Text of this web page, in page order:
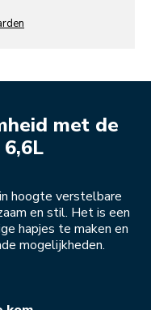
met de
hoogte verstelbare
en stil. Het is een
hapjes te maken en
mogelijkheden.